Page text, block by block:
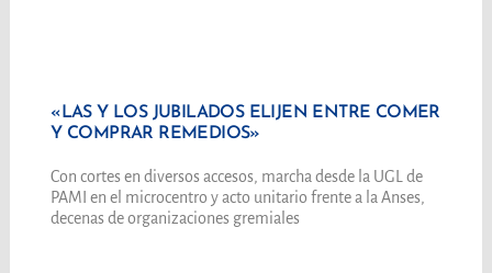
«LAS Y LOS JUBILADOS ELIJEN ENTRE COMER
Y COMPRAR REMEDIOS»
Con cortes en diversos accesos, marcha desde la UGL de
PAMI en el microcentro y acto unitario frente a la Anses,
decenas de organizaciones gremiales